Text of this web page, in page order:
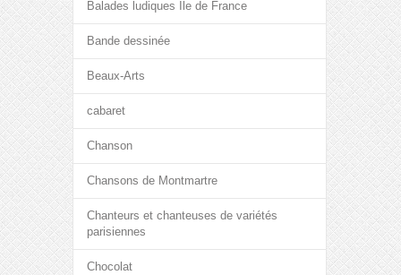
Balades ludiques Île de France
Bande dessinée
Beaux-Arts
cabaret
Chanson
Chansons de Montmartre
Chanteurs et chanteuses de variétés
parisiennes
Chocolat